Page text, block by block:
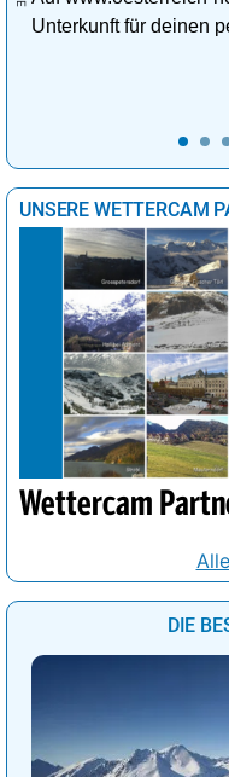
Unterkunft für deinen
UNSERE WETTERCAM
Wettercam
DIE